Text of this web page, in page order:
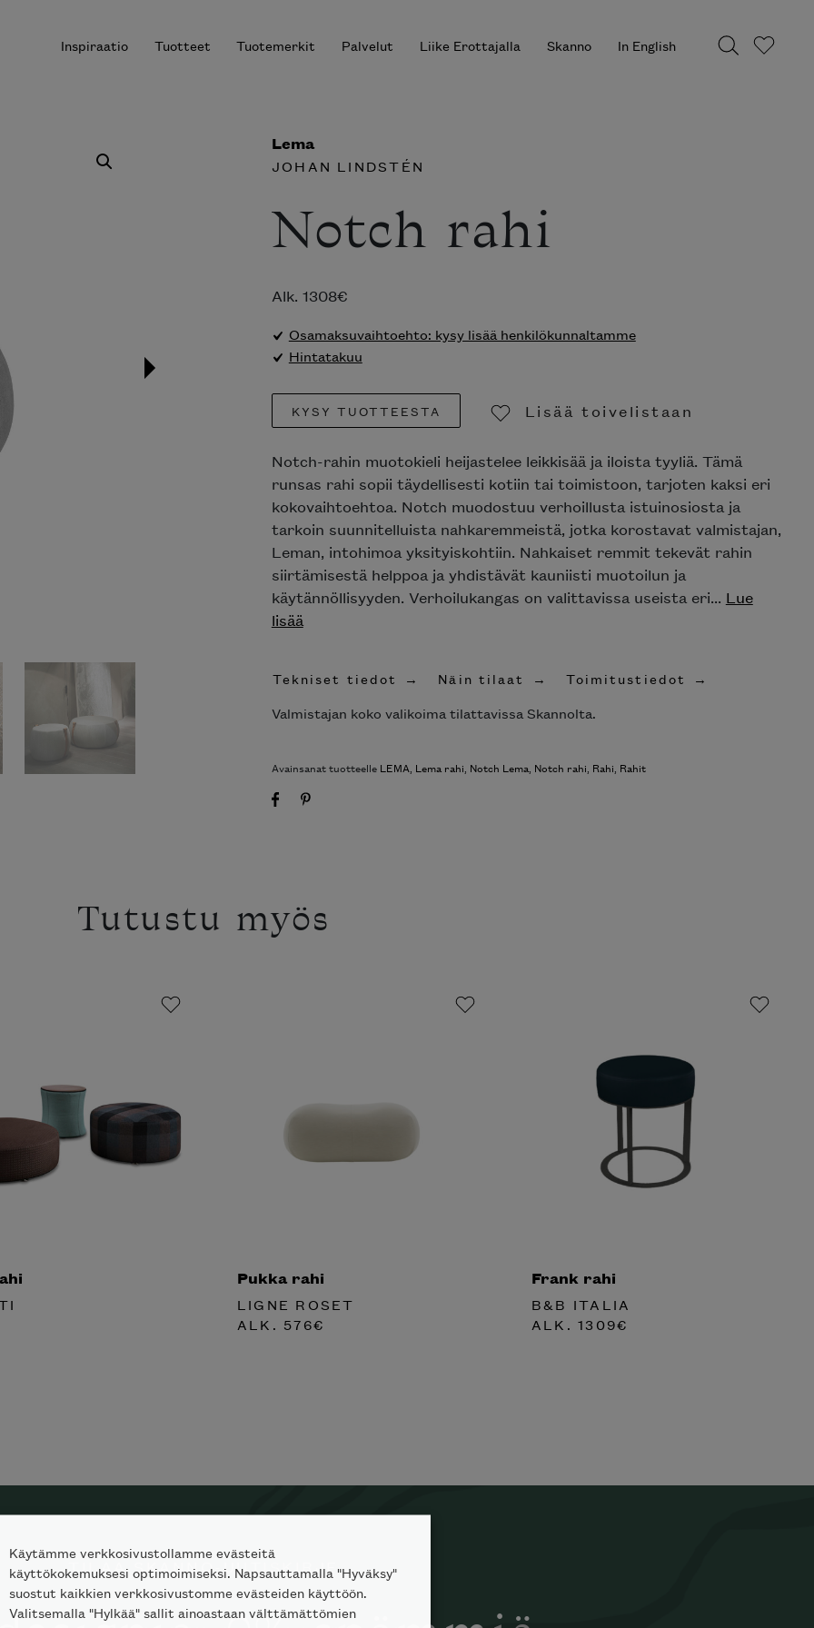
Inspiraatio Tuotteet Tuotemerkit Palvelut Liike Erottajalla Skanno In English
Lema
JOHAN LINDSTÉN
Notch rahi
Alk. 1308€
Osamaksuvaihtoehto: kysy lisää henkilökunnaltamme
Hintatakuu
KYSY TUOTTEESTA
Lisää toivelistaan
Notch-rahin muotokieli heijastelee leikkisää ja iloista tyyliä. Tämä
runsas rahi sopii täydellisesti kotiin tai toimistoon, tarjoten kaksi eri
kokovaihtoehtoa. Notch muodostuu verhoillusta istuinosiosta ja
tarkoin suunnitelluista nahkaremmeistä, jotka korostavat valmistajan,
Leman, intohimoa yksityiskohtiin. Nahkaiset remmit tekevät rahin
siirtämisestä helppoa ja yhdistävät kauniisti muotoilun ja
käytännöllisyyden. Verhoilukangas on valittavissa useista eri... Lue
lisää
Tekniset tiedot Näin tilaat
Toimitustiedot
Valmistajan koko valikoima tilattavissa Skannolta.
Avainsanat tuotteelle LEMA, Lema rahi, Notch Lema, Notch rahi, Rahi, Rahit
Tutustu myös
Pukka rahi
LIGNE ROSET
ALK. 576€
Frank rahi
B&B ITALIA
ALK.1309€
TILAA SKANNO-UUTISKIRJE
Käytämme verkkosivustollamme evästeitä
käyttökokemuksesi optimoimiseksi. Napsauttamalla "Hyväksy"
suostut kaikkien verkkosivustomme evästeiden käyttöön.
Valitsemalla "Hylkää" sallit ainoastaan välttämättömien